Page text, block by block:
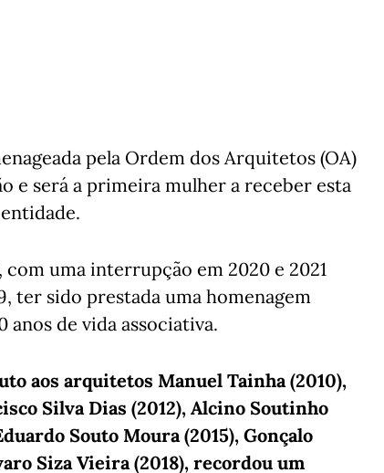
pela Ordem dos Arquitetos (OA)
e será a primeira mulher a receber esta
uma interrupção em 2020 e 2021
ter sido prestada uma homenagem
de vida associativa.
aos arquitetos Manuel Tainha (2010),
Silva Dias (2012), Alcino Soutinho
Souto Moura (2015), Gonçalo
Siza Vieira (2018), recordou um